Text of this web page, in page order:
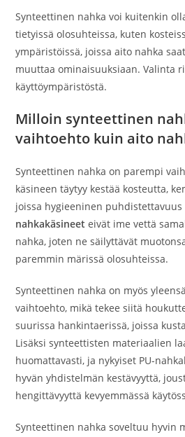
Synteettinen nahka voi kuitenkin
tietyissä olosuhteissa, kuten
ympäristöissä, joissa aito nahka
muuttaa ominaisuuksiaan. Valinta
käyttöympäristöstä.
Milloin synteettinen
vaihtoehto kuin aito
Synteettinen nahka on parempi
käsineen täytyy kestää kosteutta,
joissa hygieeninen puhdistettavuus
nahkakäsineet eivät ime vettä
nahka, joten ne säilyttävät
paremmin märissä olosuhteissa.
Synteettinen nahka on myös
vaihtoehto, mikä tekee siitä
suurissa hankintaerissä, joissa
Lisäksi synteettisten materiaalien
huomattavasti, ja nykyiset PU-
hyvän yhdistelmän kestävyyttä,
hengittävyyttä kevyemmässä
Synteettinen nahka soveltuu hyvin